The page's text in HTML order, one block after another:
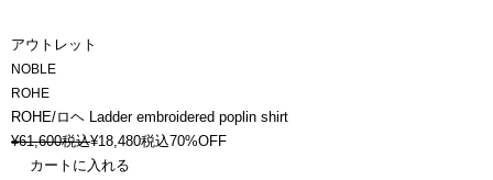
アウトレット
NOBLE
ROHE
ROHE/ロヘ Ladder embroidered poplin shirt
¥61,600税込¥18,480税込70%OFF
カートに入れる